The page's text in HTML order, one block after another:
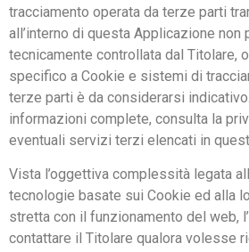
tracciamento operata da terze parti
all’interno di questa Applicazione non
tecnicamente controllata dal Titolare,
specifico a Cookie e sistemi di
terze parti è da considerarsi
informazioni complete, consulta la
eventuali servizi terzi elencati in
Vista l’oggettiva complessità legata
tecnologie basate sui Cookie ed alla
stretta con il funzionamento del web,
contattare il Titolare qualora volesse